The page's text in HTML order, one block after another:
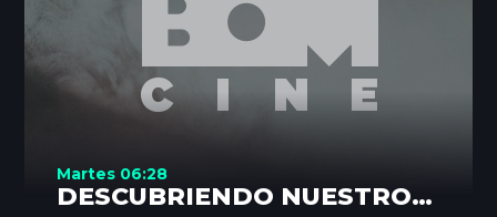
Martes 06:28
DESCUBRIENDO NUESTROS